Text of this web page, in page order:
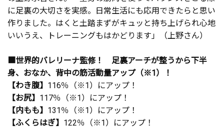
に足裏の大切さを実感。日常生活にも応用できたらと思い
作りました。はくと土踏まずがキュッと持ち上げられ心地
いいうえ、トレーニングもはかどります」（上野さん）
■世界的バレリーナ監修！ 足裏アーチが整うから下半
身、おなか、背中の筋活動量アップ（※1）！
【わき腹】 116％（※1）にアップ！
【お尻】 117％（※1）にアップ！
【内もも】 131％（※1）にアップ！
【ふくらはぎ】 122％（※1）にアップ！